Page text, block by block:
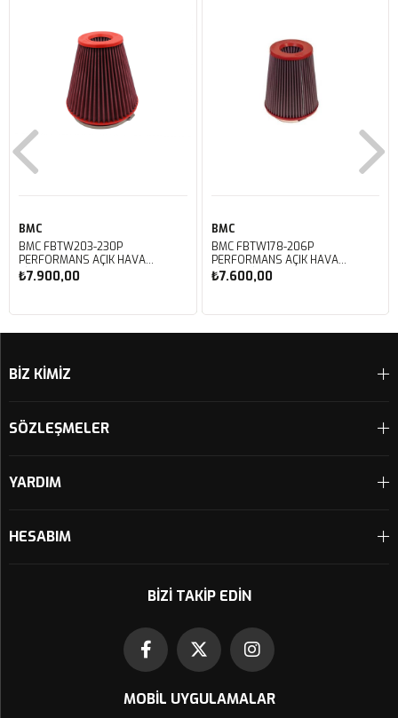
BMC
BMC FBTW203-230P
PERFORMANS AÇIK HAVA
FİLTRESİ
₺7.900,00
BMC
BMC FBTW178-206P
PERFORMANS AÇIK HAVA
FİLTRESİ
₺7.600,00
BİZ KİMİZ
SÖZLEŞMELER
YARDIM
HESABIM
BIZI TAKIP EDIN
MOBIL UYGULAMALAR